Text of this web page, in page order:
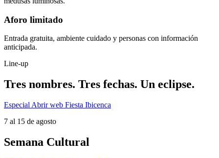
Aforo limitado
Entrada gratuita, ambiente cuidado y personas con información
anticipada.
Line-up
Tres nombres. Tres fechas. Un eclipse.
Especial Abrir web Fiesta Ibicenca
7 al 15 de agosto
Semana Cultural